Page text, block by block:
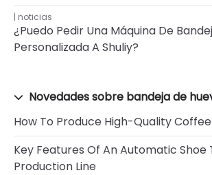
noticias
¿Puedo Pedir Una Máquina De
Personalizada A Shuliy?
Novedades sobre bandeja de
How To Produce High-Quality
Key Features Of An Automatic Shoe
Production Line